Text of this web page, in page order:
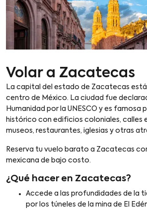
Volar a Zacatecas
La capital del estado de Zacatecas está
centro de México. La ciudad fue
Humanidad por la UNESCO y es famosa
histórico con edificios coloniales, calles
museos, restaurantes, iglesias y otras
Reserva tu vuelo barato a Zacatecas
mexicana de bajo costo.
¿Qué hacer en Zacatecas?
Accede a las profundidades de la
por los túneles de la mina de El